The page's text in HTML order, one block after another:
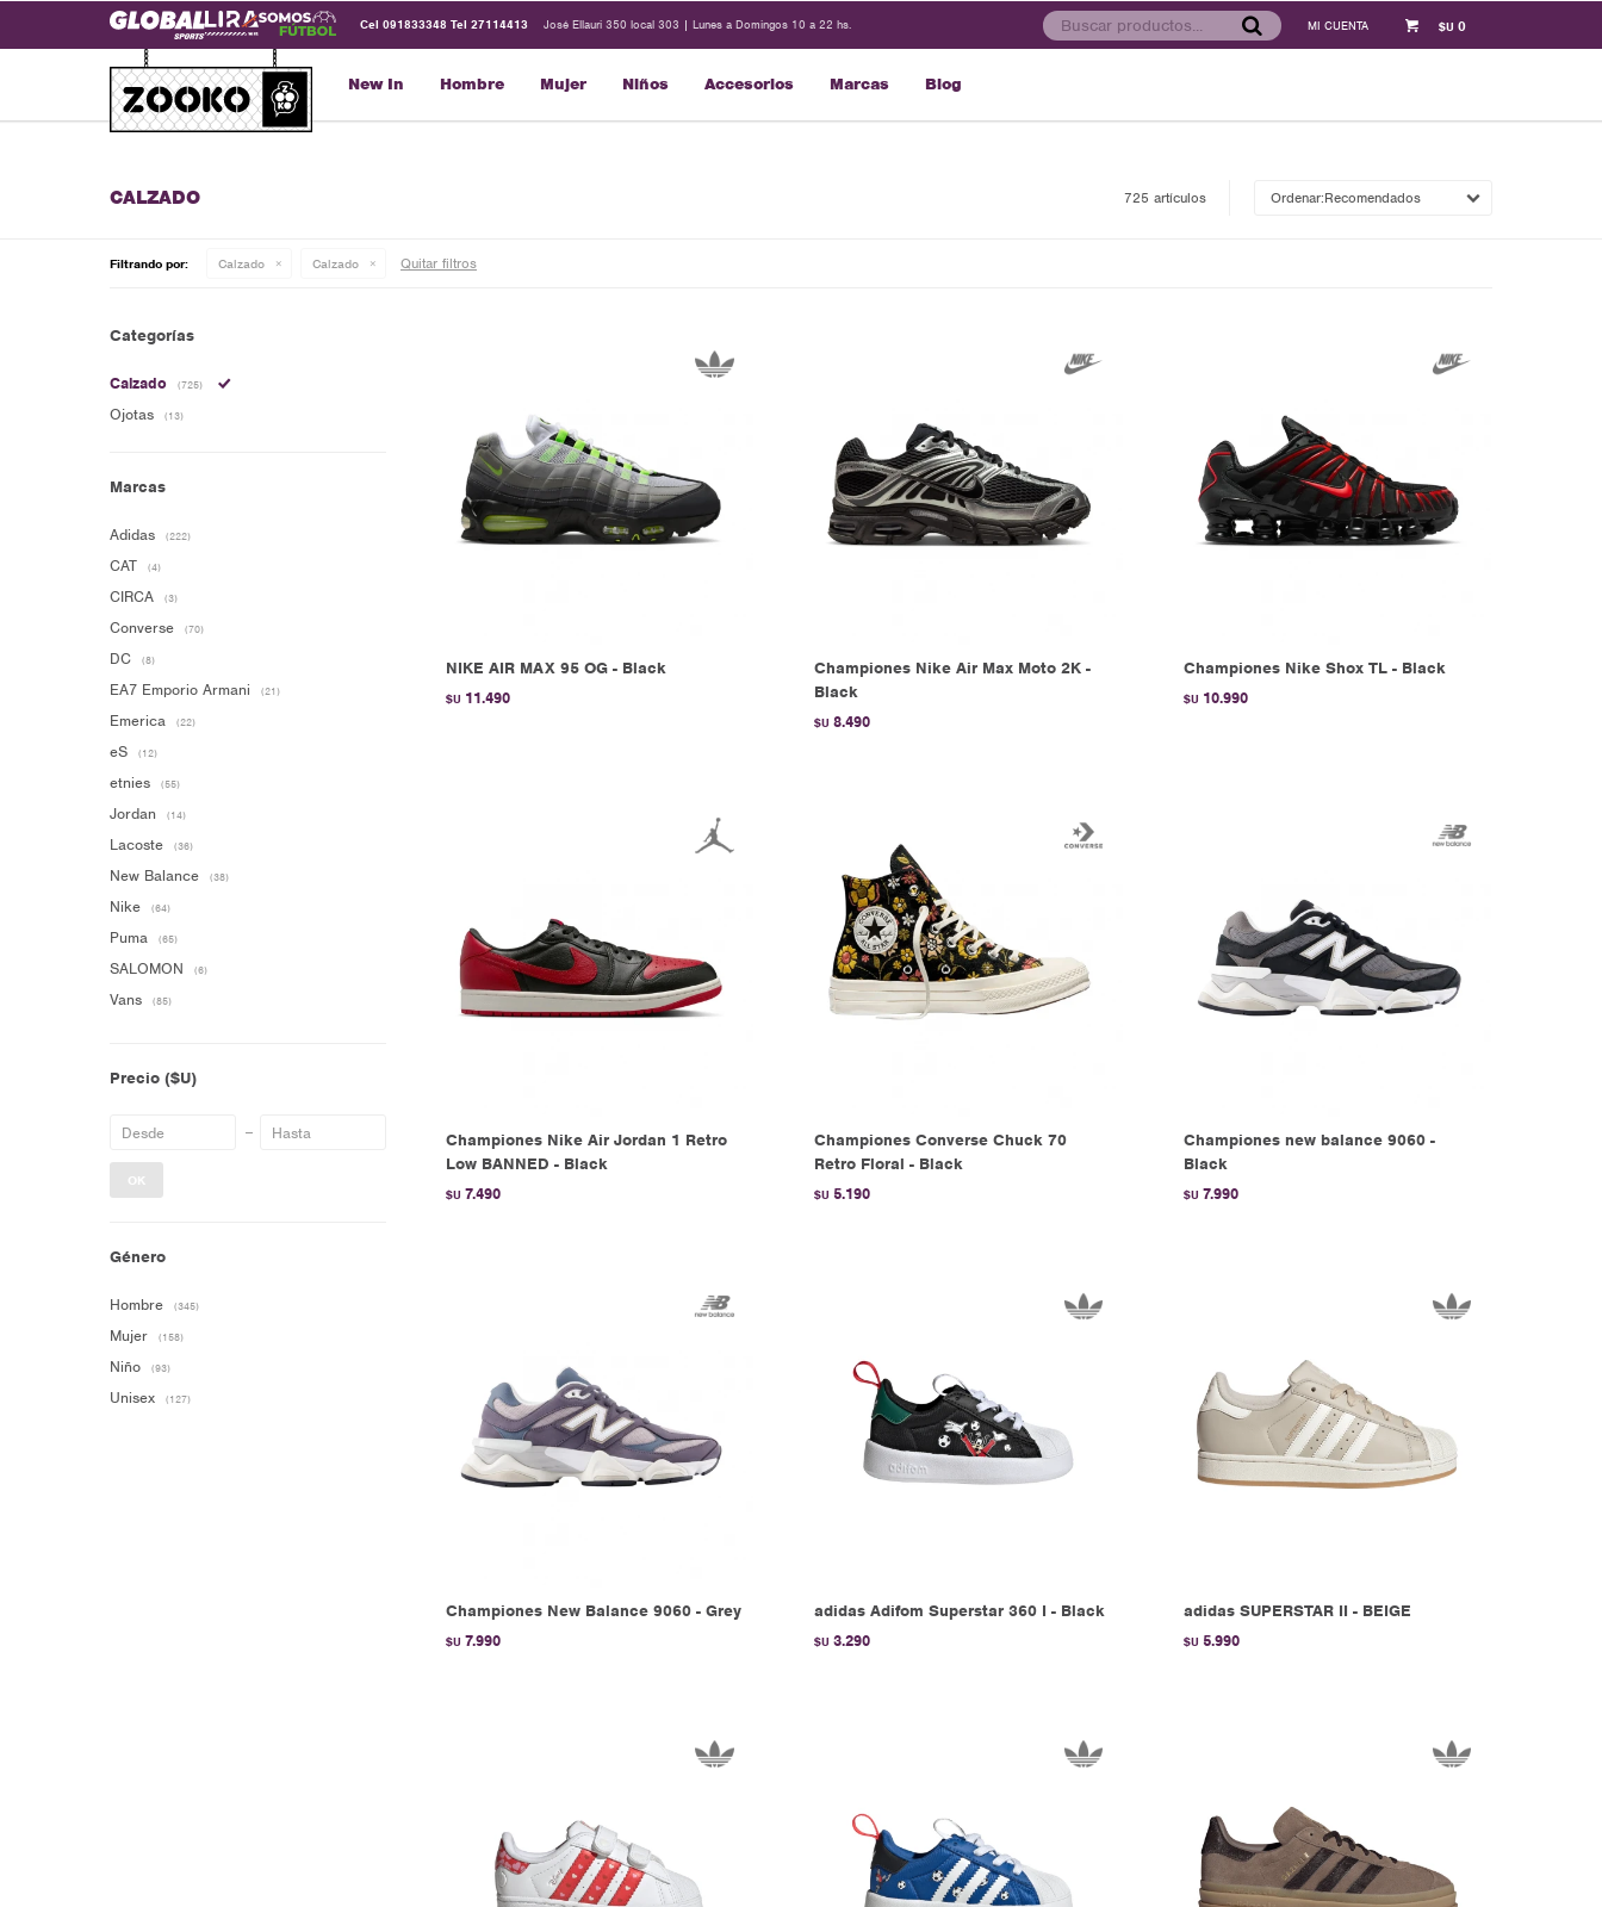
New In Hombre Mujer Niños Accesorios Marcas Blog
$U 0
Cel 091833348 Tel 27114413 José Ellauri 350 local 303 | Lunes a Domingos 10 a 22 hs.
CALZADO 725 artículos Recomendados
Filtrando por: Calzado Calzado Quitar filtros
NIKE AIR MAX 95 OG - Black
$U 11.490
Championes Nike Air Max Moto 2K -
Black
$U 8.490
Championes Nike Shox TL - Black
$U 10.990
Championes Nike Air Jordan 1 Retro
Low BANNED - Black
$U 7.490
Championes Converse Chuck 70
Retro Floral - Black
$U 5.190
Championes new balance 9060 -
Black
$U 7.990
Championes New Balance 9060 - Grey
$U 7.990
adidas Adifom Superstar 360 I - Black
$U 3.290
adidas SUPERSTAR II - BEIGE
$U 5.990
Categorías
Calzado (725)
Ojotas (13)
Marcas
Adidas (222)
CAT (4)
CIRCA (3)
Converse (70)
DC (8)
EA7 Emporio Armani (21)
Emerica (22)
eS (12)
etnies (55)
Jordan (14)
Lacoste (36)
New Balance (38)
Nike (64)
Puma (65)
SALOMON (6)
Vans (85)
Precio ($U)
OK
Género
Hombre (345)
Mujer (158)
Niño (93)
Unisex (127)